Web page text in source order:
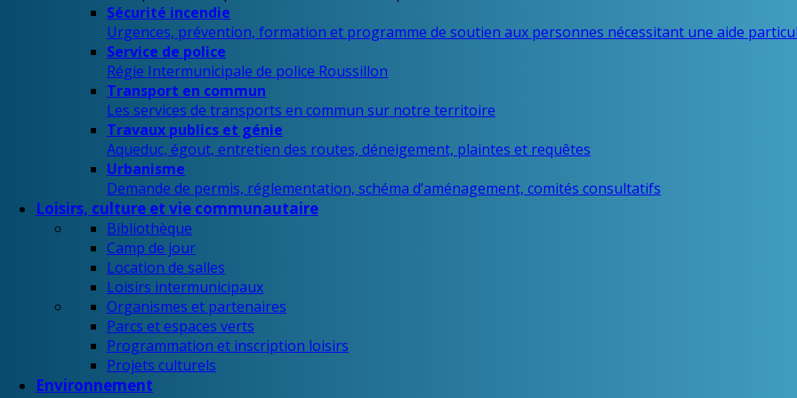
Sécurité incendie
Urgences, prévention, formation et programme de soutien aux personnes nécessitant une aide
Service de police
Régie Intermunicipale de police Roussillon
Transport en commun
Les services de transports en commun sur notre territoire
Travaux publics et génie
Aqueduc, égout, entretien des routes, déneigement, plaintes et requêtes
Urbanisme
Demande de permis, réglementation, schéma d’aménagement, comités consultatifs
Loisirs, culture et vie communautaire
Bibliothèque
Camp de jour
Location de salles
Loisirs intermunicipaux
Organismes et partenaires
Parcs et espaces verts
Programmation et inscription loisirs
Projets culturels
Environnement